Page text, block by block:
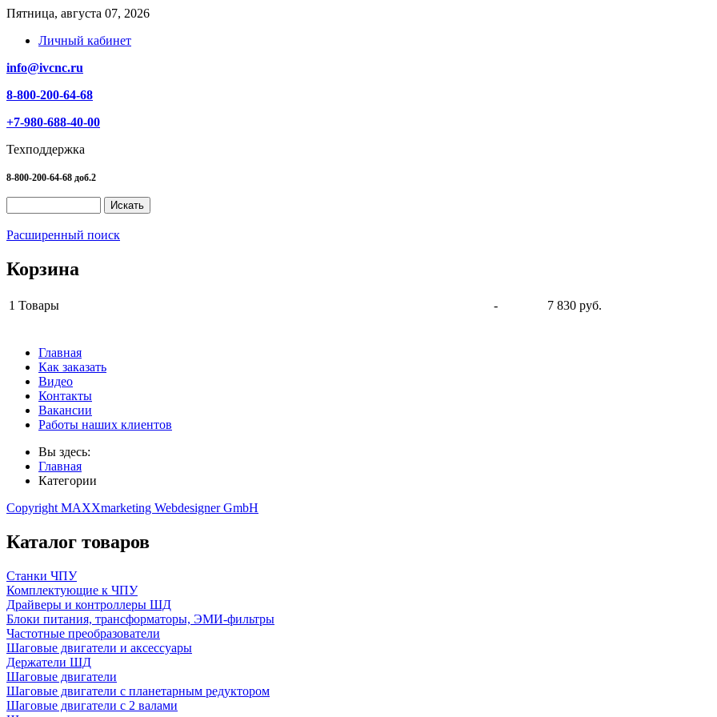
Пятница, августа 07, 2026
Личный кабинет
info@ivcnc.ru
8-800-200-64-68
+7-980-688-40-00
Техподдержка
8-800-200-64-68 доб.2
Расширенный поиск
Корзина
1 Товары -
7 830 руб.
Главная
Как заказать
Видео
Контакты
Вакансии
Работы наших клиентов
Вы здесь:
Главная
Категории
Copyright MAXXmarketing Webdesigner GmbH
Каталог товаров
Станки ЧПУ
Комплектующие к ЧПУ
Драйверы и контроллеры ШД
Блоки питания, трансформаторы, ЭМИ-фильтры
Частотные преобразователи
Шаговые двигатели и аксессуары
Держатели ШД
Шаговые двигатели
Шаговые двигатели с планетарным редуктором
Шаговые двигатели с 2 валами